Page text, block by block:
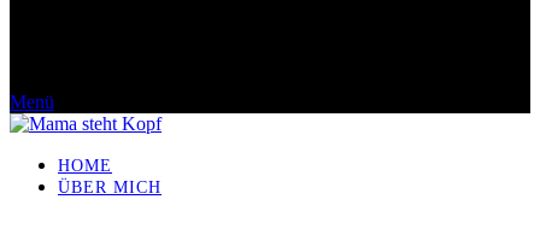
Menü
HOME
ÜBER MICH